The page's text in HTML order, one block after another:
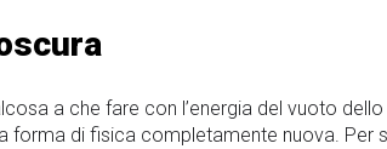
a che fare con l’energia del vuoto
forma di fisica completamente nuova.